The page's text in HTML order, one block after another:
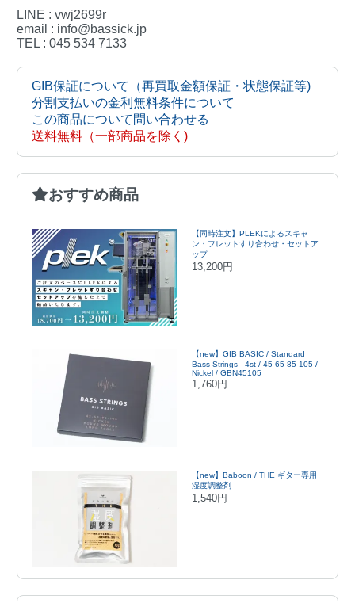
LINE : vwj2699r
email : info@bassick.jp
TEL : 045 534 7133
GIB保証について（再買取金額保証・状態保証等)
分割支払いの金利無料条件について
この商品について問い合わせる
送料無料（一部商品を除く)
おすすめ商品
【同時注文】PLEKによるスキャ
ン・フレットすり合わせ・セットア
ップ
13,200円
【new】GIB BASIC / Standard
Bass Strings - 4st / 45-65-85-105 /
Nickel / GBN45105
1,760円
【new】Baboon / THE ギター専用
湿度調整剤
1,540円